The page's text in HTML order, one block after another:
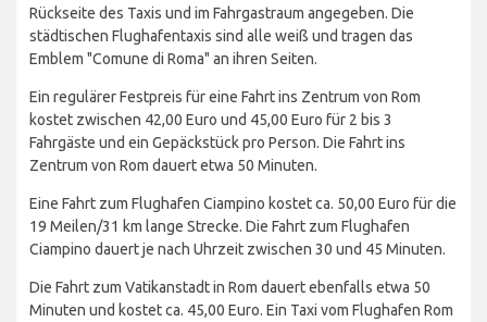
Rückseite des Taxis und im Fahrgastraum angegeben. Die
städtischen Flughafentaxis sind alle weiß und tragen das
Emblem "Comune di Roma" an ihren Seiten.
Ein regulärer Festpreis für eine Fahrt ins Zentrum von Rom
kostet zwischen 42,00 Euro und 45,00 Euro für 2 bis 3
Fahrgäste und ein Gepäckstück pro Person. Die Fahrt ins
Zentrum von Rom dauert etwa 50 Minuten.
Eine Fahrt zum Flughafen Ciampino kostet ca. 50,00 Euro für die
19 Meilen/31 km lange Strecke. Die Fahrt zum Flughafen
Ciampino dauert je nach Uhrzeit zwischen 30 und 45 Minuten.
Die Fahrt zum Vatikanstadt in Rom dauert ebenfalls etwa 50
Minuten und kostet ca. 45,00 Euro. Ein Taxi vom Flughafen Rom